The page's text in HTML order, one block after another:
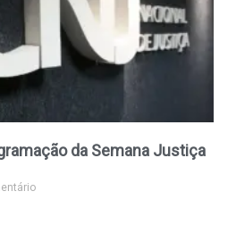
da Semana Justiça